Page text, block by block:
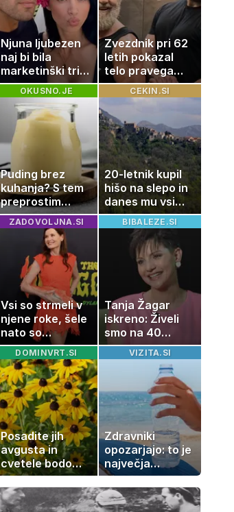
Njuna ljubezen
naj bi bila
marketinški trik,
tako se odzivata
na govorice
Zvezdnik pri 62
letih pokazal
telo pravega
gladiatorja
OKUSNO.JE
Puding brez
kuhanja? S tem
preprostim
trikom bo
pripravljen v
nekaj minutah
CEKIN.SI
20-letnik kupil
hišo na slepo in
danes mu vsi
zavidajo
ZADOVOLJNA.SI
Vsi so strmeli v
njene roke, šele
nato so
ugotovili, kaj
drži
BIBALEZE.SI
Tanja Žagar
iskreno: Živeli
smo na 40
kvadratih, a
imela sem vse,
potrebuje
DOMINVRT.SI
Posadite jih
avgusta in
cvetele bodo
vse do zime
VIZITA.SI
Zdravniki
opozarjajo: to je
največja
napaka, ki jo
ljudje delajo med
vročino